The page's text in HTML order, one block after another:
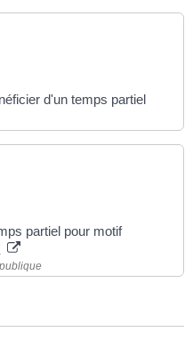
d'un temps partiel
partiel pour motif